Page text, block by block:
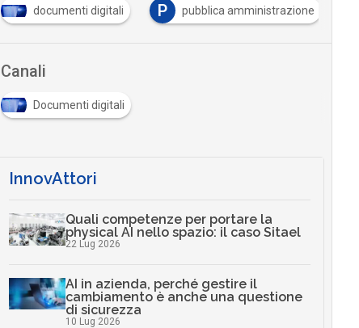
documenti digitali P pubblica amministrazione
Canali
Documenti digitali
InnovAttori
Quali competenze per portare la
physical AI nello spazio: il caso Sitael
22 Lug 2026
AI in azienda, perché gestire il
cambiamento è anche una questione
di sicurezza
10 Lug 2026